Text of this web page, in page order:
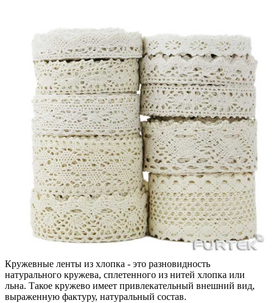
Кружевные ленты из хлопка - это разновидность
натурального кружева, сплетенного из нитей хлопка или
льна. Такое кружево имеет привлекательный внешний вид,
выраженную фактуру, натуральный состав.